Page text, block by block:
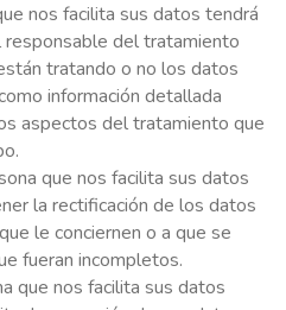
nos facilita sus datos tendrá
del tratamiento
tratando o no los datos
información detallada
aspectos del tratamiento que
que nos facilita sus datos
la rectificación de los datos
le conciernen o a que se
fueran incompletos.
que nos facilita sus datos